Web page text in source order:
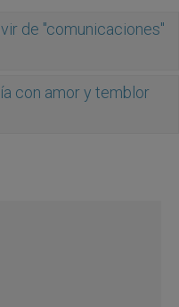
de "comunicaciones"
con amor y temblor